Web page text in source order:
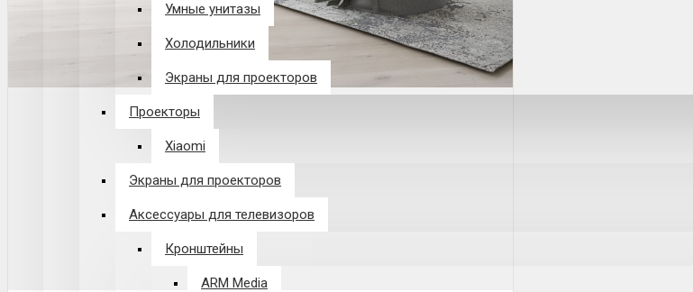
Умные унитазы
Холодильники
Экраны для проекторов
Проекторы
Xiaomi
Экраны для проекторов
Аксессуары для телевизоров
Кронштейны
ARM Media